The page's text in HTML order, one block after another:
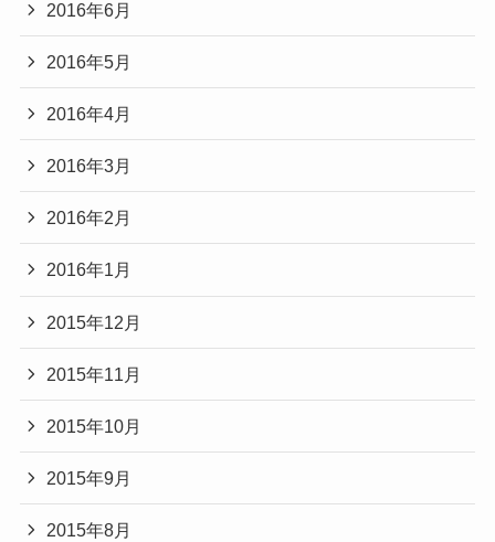
2016年6月
2016年5月
2016年4月
2016年3月
2016年2月
2016年1月
2015年12月
2015年11月
2015年10月
2015年9月
2015年8月